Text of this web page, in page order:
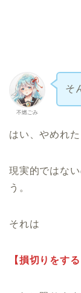
不燃ごみ
そ
はい、やめれ
現実的ではな
う。
それは
【損切りをする